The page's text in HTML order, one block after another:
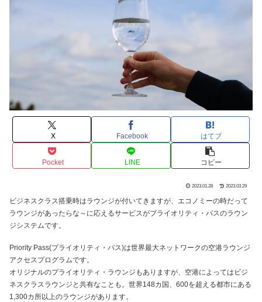
X Facebook はてブ
Pocket LINE コピー
2023.01.28 2023.03.29
ビジネスクラス搭乗時はラウンジが付いてきますが、エコノミーの時だって
ラウンジがあったらな～に応えるサービスがプライオリティ・パスのラウン
ジシステムです。
Priority Pass(プライオリティ・パス)は世界最大ネットワークの空港ラウンジ
アクセスプログラムです。
オリジナルのプライオリティ・ラウンジもありますが、空港によってはビジ
ネスクラスラウンジと共有なことも。世界148カ国、600を超える都市にある
1,300カ所以上のラウンジがあります。